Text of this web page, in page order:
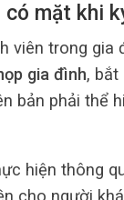
mặt khi
viên trong gia
gia đình, bắt
bản phải thể
hiện thông